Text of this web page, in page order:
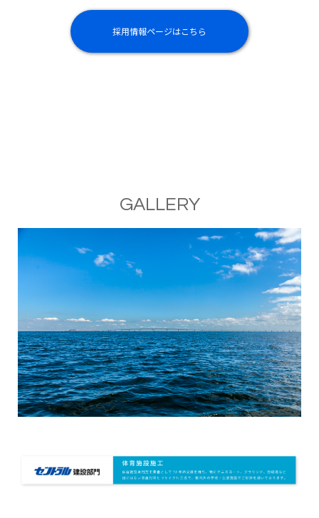
採用情報ページはこちら
GALLERY